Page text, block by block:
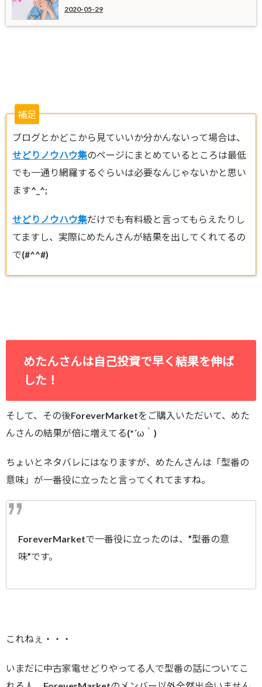
2020-05-29
補足
ブログとかどこから見ていいか分かんないって場合は、
せどりノウハウ集のページにまとめているところは最低
でも一通り網羅するぐらいは必要なんじゃないかと思い
ます^_^;
せどりノウハウ集だけでも有料級と言ってもらえたりし
てますし、実際にめたんさんが結果を出してくれてるの
で(#^^#)
めたんさんは自己投資で早く結果を伸ば
した！
そして、その後ForeverMarketをご購入いただいて、めた
んさんの結果が倍に増えてる(*´ω｀)
ちょいとネタバレにはなりますが、めたんさんは「型番の
意味」が一番役に立ったと言ってくれてますね。
ForeverMarketで一番役に立ったのは、”型番の意
味”です。
これねぇ・・・
いまだに中古家電せどりやってる人で型番の話についてこ